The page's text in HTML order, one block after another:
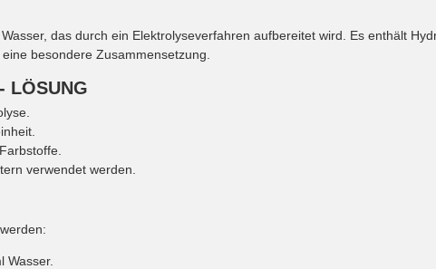
das durch ein Elektrolyseverfahren aufbereitet wird. Es enthält
besondere Zusammensetzung.
LÖSUNG
verwendet werden.
Wasser.